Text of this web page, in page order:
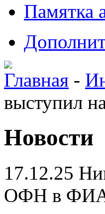
Памятка
Главная -
выступил
Новости
17.12.25
ОФН в